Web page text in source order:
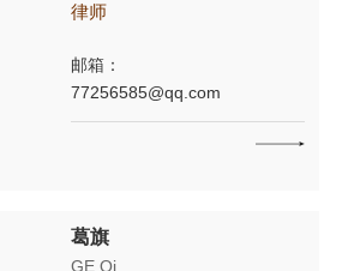
律师
邮箱：
77256585@qq.com
葛旗
GE Qi